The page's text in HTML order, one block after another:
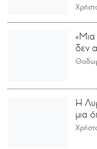
«Μια
δεν
Η
μια